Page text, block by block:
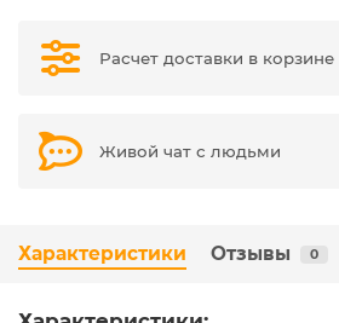
Расчет доставки в корзине
Живой чат с людьми
Характеристики Отзывы 0